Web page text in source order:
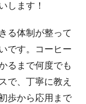
します！
る体制が整って
です。コーヒー
るまで何度でも
で、丁寧に教え
歩から応用まで